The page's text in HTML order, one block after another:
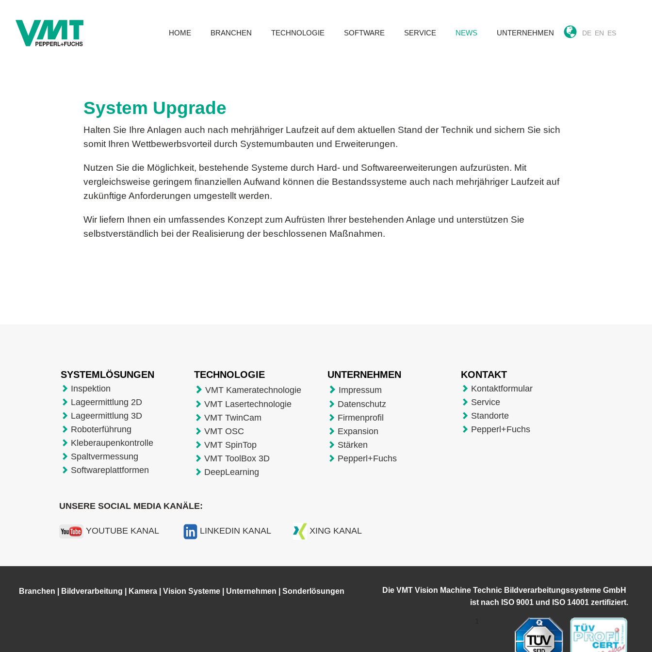
HOME BRANCHEN TECHNOLOGIE SOFTWARE SERVICE NEWS UNTERNEHMEN DE EN ES
System Upgrade
Halten Sie Ihre Anlagen auch nach mehrjähriger Laufzeit auf dem aktuellen Stand der Technik und sichern Sie sich
somit Ihren Wettbewerbsvorteil durch Systemumbauten und Erweiterungen.
Nutzen Sie die Möglichkeit, bestehende Systeme durch Hard- und Softwareerweiterungen aufzurüsten. Mit
vergleichsweise geringem finanziellen Aufwand können die Bestandssysteme auch nach mehrjähriger Laufzeit auf
zukünftige Anforderungen umgestellt werden.
Wir liefern Ihnen ein umfassendes Konzept zum Aufrüsten Ihrer bestehenden Anlage und unterstützen Sie
selbstverständlich bei der Realisierung der beschlossenen Maßnahmen.
SYSTEMLÖSUNGEN
Inspektion
Lageermittlung 2D
Lageermittlung 3D
Roboterführung
Kleberaupenkontrolle
Spaltvermessung
Softwareplattformen
TECHNOLOGIE
VMT Kameratechnologie
VMT Lasertechnologie
VMT TwinCam
VMT OSC
VMT SpinTop
VMT ToolBox 3D
DeepLearning
UNTERNEHMEN
Impressum
Datenschutz
Firmenprofil
Expansion
Stärken
Pepperl+Fuchs
KONTAKT
Kontaktformular
Service
Standorte
Pepperl+Fuchs
UNSERE SOCIAL MEDIA KANÄLE:
YOUTUBE KANAL LINKEDIN KANAL XING KANAL
Branchen Bildverarbeitung Kamera| Vision Systeme| Unternehmen Sonderlösungen
Die VMT Vision Machine Technic Bildverarbeitungssysteme GmbH
ist nach ISO 9001 und ISO 14001 zertifiziert.